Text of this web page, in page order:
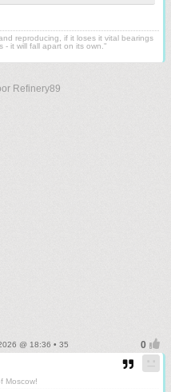
reproducing, if it loses it vital bearings
- it will fall apart on its own."
Refinery89
@ 18:36 • 35
Moscow!